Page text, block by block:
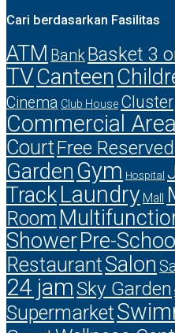
Cari berdasarkan Fasilitas
ATM Bank Basket 3
TVCanteen
Cinema Club House Cluster
Commercial Area
CourtFree
Garden Gym Hospital
TrackLaundry Mall
Room
ShowerPre-School
RestaurantSalon
24 jamSky Garden
Supermarket